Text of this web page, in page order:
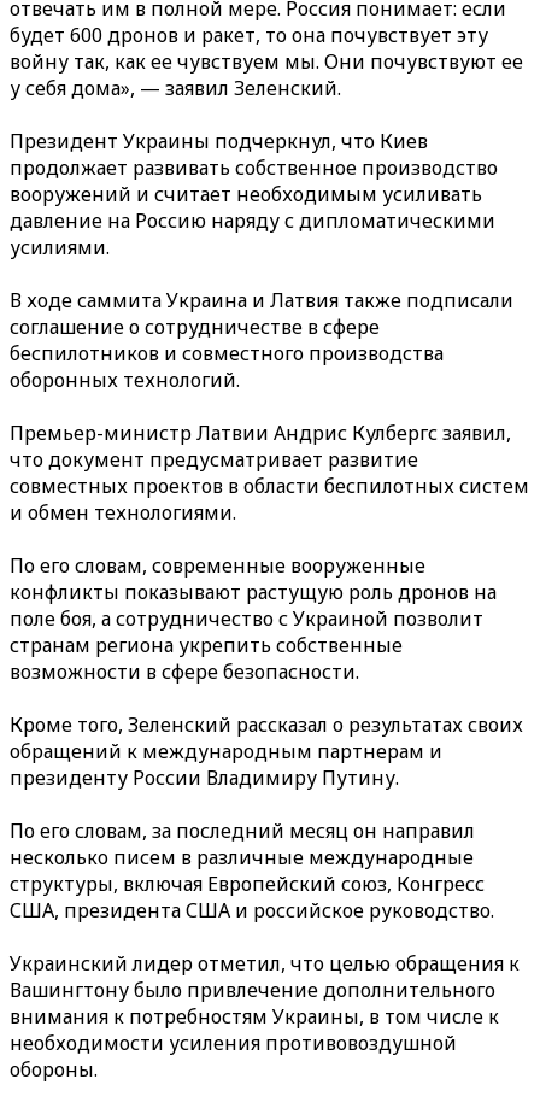
отвечать им в полной мере. Россия понимает: если
будет 600 дронов и ракет, то она почувствует эту
войну так, как ее чувствуем мы. Они почувствуют ее
у себя дома», — заявил Зеленский.
Президент Украины подчеркнул, что Киев
продолжает развивать собственное производство
вооружений и считает необходимым усиливать
давление на Россию наряду с дипломатическими
усилиями.
В ходе саммита Украина и Латвия также подписали
соглашение о сотрудничестве в сфере
беспилотников и совместного производства
оборонных технологий.
Премьер-министр Латвии Андрис Кулбергс заявил,
что документ предусматривает развитие
совместных проектов в области беспилотных систем
и обмен технологиями.
По его словам, современные вооруженные
конфликты показывают растущую роль дронов на
поле боя, а сотрудничество с Украиной позволит
странам региона укрепить собственные
возможности в сфере безопасности.
Кроме того, Зеленский рассказал о результатах своих
обращений к международным партнерам и
президенту России Владимиру Путину.
По его словам, за последний месяц он направил
несколько писем в различные международные
структуры, включая Европейский союз, Конгресс
США, президента США и российское руководство.
Украинский лидер отметил, что целью обращения к
Вашингтону было привлечение дополнительного
внимания к потребностям Украины, в том числе к
необходимости усиления противовоздушной
обороны.